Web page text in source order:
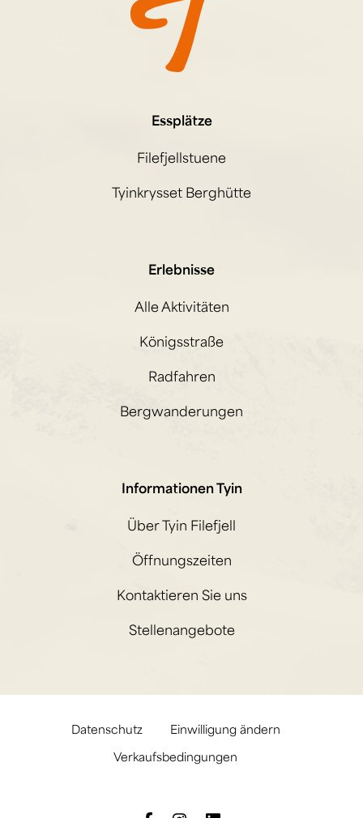
Essplätze
Filefjellstuene
Tyinkrysset Berghütte
Erlebnisse
Alle Aktivitäten
Königsstraße
Radfahren
Bergwanderungen
Informationen Tyin
Über Tyin Filefjell
Öffnungszeiten
Kontaktieren Sie uns
Stellenangebote
Datenschutz
Einwilligung ändern
Verkaufsbedingungen